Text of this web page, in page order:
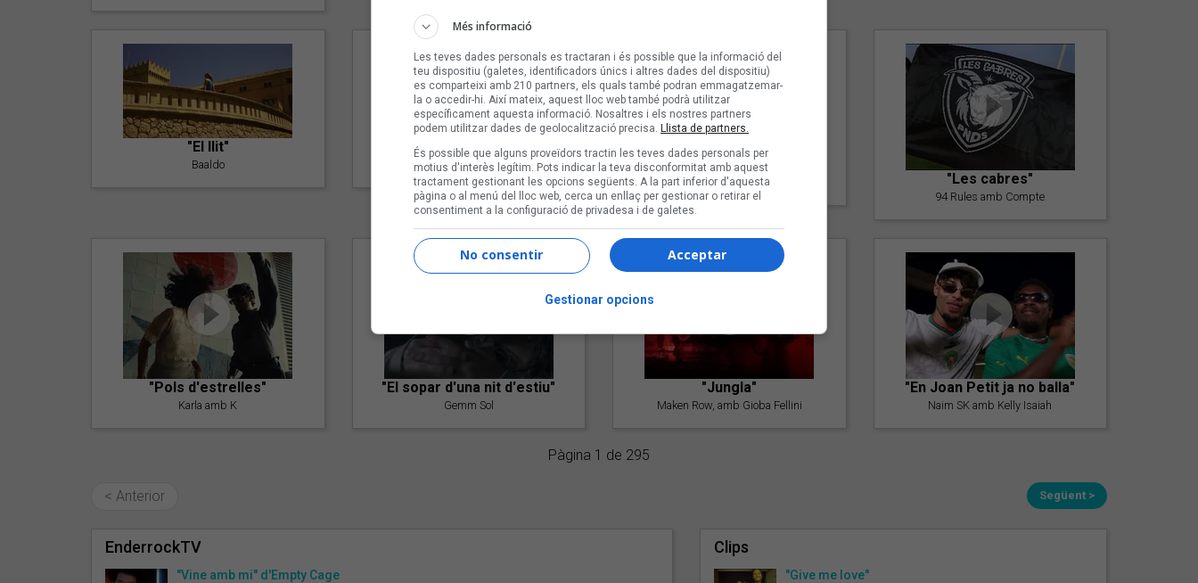
"El llit"
Baaldo
"Lo bueno y lo malo"
Carmen y María
"Posidònia"
Pep Álvarez amb Joan Muntaner
(Xanguito)
"Les cabres"
94 Rules amb Compte
"Pols d'estrelles"
Karla amb K
"El sopar d'una nit d'estiu"
Gemm Sol
"Jungla"
Maken Row, amb Gioba Fellini
"En Joan Petit ja no balla"
Naim SK amb Kelly Isaiah
Pàgina 1 de 295
< Anterior Següent >
EnderrockTV
"Vine amb mi" d'Empty Cage
Clips
"Give me love"
Més informació
Les teves dades personals es tractaran i és possible que la informació del
teu dispositiu (galetes, identificadors únics i altres dades del dispositiu)
es comparteixi amb 210 partners, els quals també podran emmagatzemar-
la o accedir-hi. Així mateix, aquest lloc web també podrà utilitzar
específicament aquesta informació. Nosaltres i els nostres partners
podem utilitzar dades de geolocalització precisa. Llista de partners.
És possible que alguns proveïdors tractin les teves dades personals per
motius d'interès legítim. Pots indicar la teva disconformitat amb aquest
tractament gestionant les opcions següents. A la part inferior d'aquesta
pàgina o al menú del lloc web, cerca un enllaç per gestionar o retirar el
consentiment a la configuració de privadesa i de galetes.
Acceptar
No consentir
Gestionar opcions